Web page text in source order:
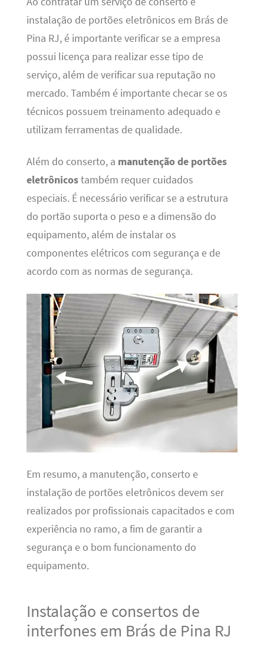
instalação de portões eletrônicos em Brás de
Pina RJ, é importante verificar se a empresa
possui licença para realizar esse tipo de
serviço, além de verificar sua reputação no
mercado. Também é importante checar se os
técnicos possuem treinamento adequado e
utilizam ferramentas de qualidade.
Além do conserto, a manutenção de portões
eletrônicostambém requer cuidados
especiais. É necessário verificar se a estrutura
do portão suporta o peso e a dimensão do
equipamento, além de instalar os
componentes elétricos com segurança e de
acordo com as normas de segurança.
Em resumo, a manutenção, conserto e
instalação de portões eletrônicos devem ser
realizados por profissionais capacitados e com
experiência no ramo, a fim de garantir a
segurança e o bom funcionamento do
equipamento.
Instalação e consertos de
interfones em Brás de Pina RJ